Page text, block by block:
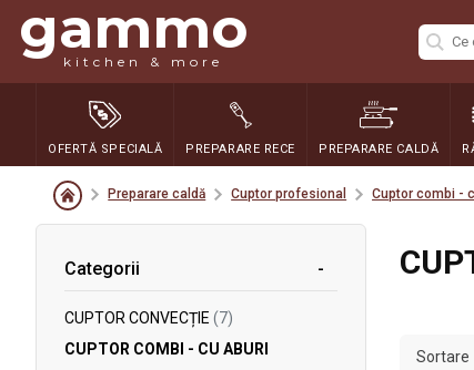
gammo
kitchen & more
OFERTĂ SPECIALĂ PREPARARE RECE PREPARARE CALDĂ
Preparare caldă Cuptor profesional Cuptor combi -
Categorii
CUPTOR CONVECȚIE (7)
CUPTOR COMBI - CU ABURI
Sortare